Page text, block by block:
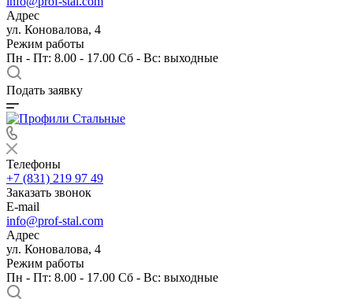
Адрес
ул. Коновалова, 4
Режим работы
Пн - Пт: 8.00 - 17.00 Сб - Вс: выходные
Подать заявку
Телефоны
+7 (831) 219 97 49
Заказать звонок
E-mail
info@prof-stal.com
Адрес
ул. Коновалова, 4
Режим работы
Пн - Пт: 8.00 - 17.00 Сб - Вс: выходные